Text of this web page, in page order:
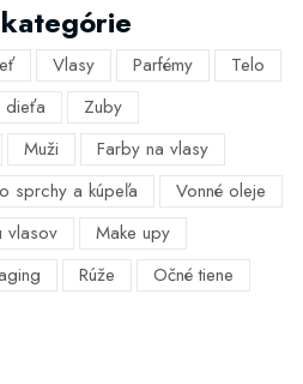
Vlasy Parfémy
Telo
dieťa
Zuby
Muži
Farby na vlasy
sprchy a kúpeľa
Vonné oleje
vlasov
Make upy
Rúže Očné tiene